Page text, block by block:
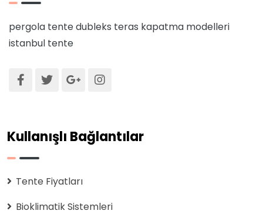
pergola tentedubleks teras kapatma modelleri
istanbul tente
Kullanışlı Bağlantılar
Tente Fiyatları
Bioklimatik Sistemleri